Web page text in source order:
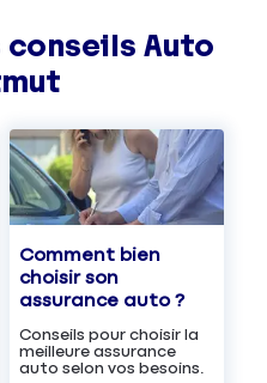
conseils Auto
Comment bien
choisir son
assurance auto ?
Conseils pour choisir la
meilleure assurance
auto selon vos besoins.